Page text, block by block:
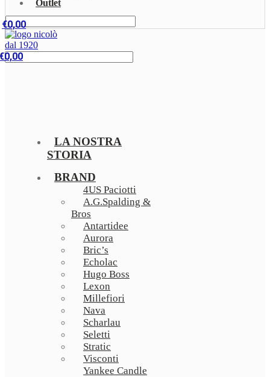
Outlet
€0,00
0,00
LA NOSTRA
STORIA
BRAND
4US Paciotti
A.G.Spalding &
Bros
Antartidee
Aurora
Bric’s
Echolac
Hugo Boss
Lexon
Millefiori
Nava
Scharlau
Seletti
Stratic
Visconti
Yankee Candle